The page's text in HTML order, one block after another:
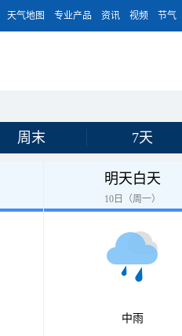
天气地图 专业产品 资讯 视频 节气
周末 7天
明天白天
10日（周一）
中雨